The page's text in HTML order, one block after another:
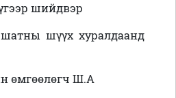
шийдвэр
шүүх хуралдаанд
өмгөөлөгч Ш.А